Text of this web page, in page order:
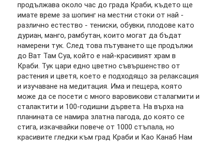
продължава около час до града Краби, където ще
имате време за шопинг на местни стоки от най -
различно естество - тениски, обувки, плодове като
дуриан, манго, рамбутан, които могат да бъдат
намерени тук. След това пътуването ще продължи
до Ват Там Суа, който е най-красивият храм в
Краби. Тук цари едно цветно съвършенство от
растения и цветя, което е подходящо за релаксация
и изучаване на медитация. Има и пещера, която
може да се посети с много варовикови сталагмити и
сталактити и 100-годишни дървета. На върха на
планината се намира златна пагода, до която се
стига, изкачвайки повече от 1000 стъпала, но
красивите гледки към град Краби и Као Канаб Нам